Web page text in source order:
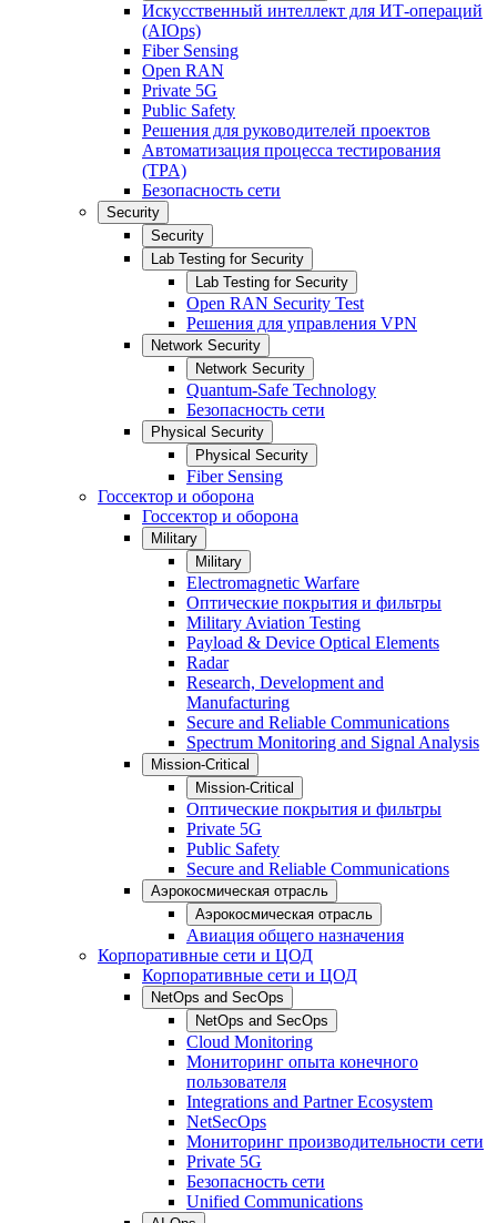
Искусственный интеллект для ИТ-операций
(AIOps)
Fiber Sensing
Open RAN
Private 5G
Public Safety
Решения для руководителей проектов
Автоматизация процесса тестирования
(TPA)
Безопасность сети
Security
Security
Lab Testing for Security
Lab Testing for Security
Open RAN Security Test
Решения для управления VPN
Network Security
Network Security
Quantum-Safe Technology
Безопасность сети
Physical Security
Physical Security
Fiber Sensing
Госсектор и оборона
Госсектор и оборона
Military
Military
Electromagnetic Warfare
Оптические покрытия и фильтры
Military Aviation Testing
Payload & Device Optical Elements
Radar
Research, Development and
Manufacturing
Secure and Reliable Communications
Spectrum Monitoring and Signal Analysis
Mission-Critical
Mission-Critical
Оптические покрытия и фильтры
Private 5G
Public Safety
Secure and Reliable Communications
Аэрокосмическая отрасль
Аэрокосмическая отрасль
Авиация общего назначения
Корпоративные сети и ЦОД
Корпоративные сети и ЦОД
NetOps and SecOps
NetOps and SecOps
Cloud Monitoring
Мониторинг опыта конечного
пользователя
Integrations and Partner Ecosystem
NetSecOps
Мониторинг производительности сети
Private 5G
Безопасность сети
Unified Communications